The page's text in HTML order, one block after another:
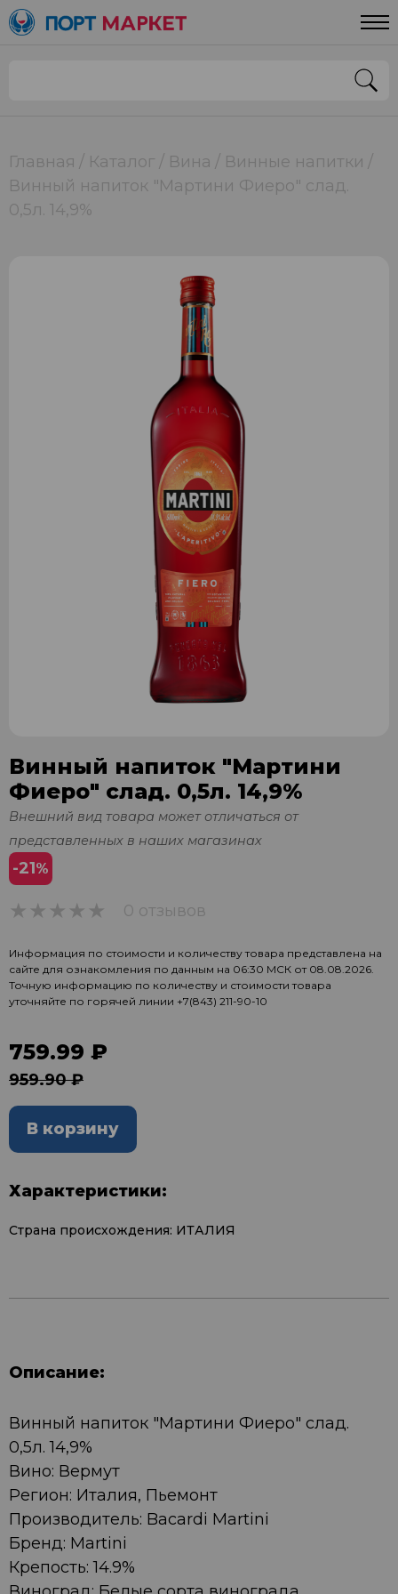
Главная Каталог Вина
Винные напитки
Винный напиток "Мартини Фиеро" слад.
0,5л. 14,9%
Винный напиток "Мартини
Фиеро" слад. 0,5л. 14,9%
Внешний вид товара может отличаться от
представленных в наших магазинах
-21%
0 отзывов
Информация по стоимости и количеству товара представлена на
сайте для ознакомления по данным на 06:30 МСК от 08.08.2026.
Точную информацию по количеству и стоимости товара
уточняйте по горячей линии +7(843) 211-90-10
759.99 ₽
959.90 ₽
В корзину
Характеристики:
Страна происхождения: ИТАЛИЯ
Описание:
Винный напиток "Мартини Фиеро" слад.
0,5л. 14,9%
Вино: Вермут
Регион: Италия, Пьемонт
Производитель: Bacardi Martini
Бренд: Martini
Крепость: 14.9%